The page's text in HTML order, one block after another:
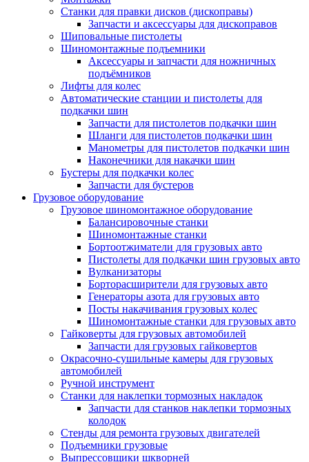
Станки для правки дисков (дископравы)
Запчасти и аксессуары для дископравов
Шиповальные пистолеты
Шиномонтажные подъемники
Аксессуары и запчасти для ножничных
подъёмников
Лифты для колес
Автоматические станции и пистолеты для
подкачки шин
Запчасти для пистолетов подкачки шин
Шланги для пистолетов подкачки шин
Манометры для пистолетов подкачки шин
Наконечники для накачки шин
Бустеры для подкачки колес
Запчасти для бустеров
Грузовое оборудование
Грузовое шиномонтажное оборудование
Балансировочные станки
Шиномонтажные станки
Бортоотжиматели для грузовых авто
Пистолеты для подкачки шин грузовых авто
Вулканизаторы
Борторасширители для грузовых авто
Генераторы азота для грузовых авто
Посты накачивания грузовых колес
Шиномонтажные станки для грузовых авто
Гайковерты для грузовых автомобилей
Запчасти для грузовых гайковертов
Окрасочно-сушильные камеры для грузовых
автомобилей
Ручной инструмент
Станки для наклепки тормозных накладок
Запчасти для станков наклепки тормозных
колодок
Стенды для ремонта грузовых двигателей
Подъемники грузовые
Выпрессовщики шкворней